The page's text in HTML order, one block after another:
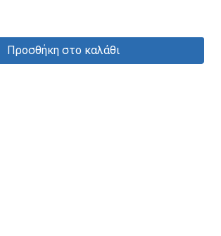
Προσθήκη στο καλάθι